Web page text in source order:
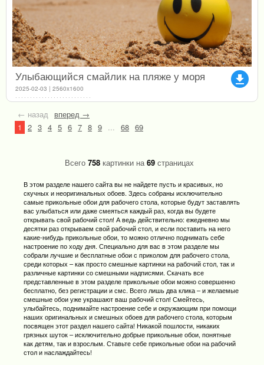
file_download
Улыбающийся смайлик на пляже у моря
2025-02-03 | 2560x1600
← назад вперед →
1
2 3 4 5 6 7 8 9 ... 68 69
Всего 758картинки на69страницах
В этом разделе нашего сайта вы не найдете пусть и красивых, но
скучных и неоригинальных обоев. Здесь собраны исключительно
самые прикольные обои для рабочего стола, которые будут заставлять
вас улыбаться или даже смеяться каждый раз, когда вы будете
открывать свой рабочий стол! А ведь действительно: ежедневно мы
десятки раз открываем свой рабочий стол, и если поставить на него
какие-нибудь прикольные обои, то можно отлично поднимать себе
настроение по ходу дня. Специально для вас в этом разделе мы
собрали лучшие и бесплатные обои с приколом для рабочего стола,
среди которых – как просто смешные картинки на рабочий стол, так и
различные картинки со смешными надписями. Скачать все
представленные в этом разделе прикольные обои можно совершенно
бесплатно, без регистрации и смс. Всего лишь два клика – и желаемые
смешные обои уже украшают ваш рабочий стол! Смейтесь,
улыбайтесь, поднимайте настроение себе и окружающим при помощи
наших оригинальных и смешных обоев для рабочего стола, которым
посвящен этот раздел нашего сайта! Никакой пошлости, никаких
грязных шуток – исключительно добрые прикольные обои, понятные
как детям, так и взрослым. Ставьте себе прикольные обои на рабочий
стол и наслаждайтесь!